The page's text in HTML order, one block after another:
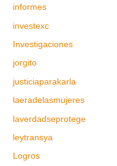
informes
investexc
Investigaciones
jorgito
justiciaparakarla
laeradelasmujeres
laverdadseprotege
leytransya
Logros